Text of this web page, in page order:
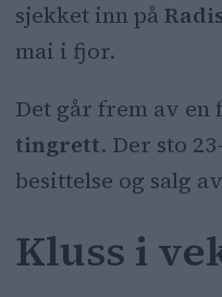
sjekket inn på
mai i fjor.
Det går frem av en
tingrett. Der sto
besittelse og salg
Kluss i